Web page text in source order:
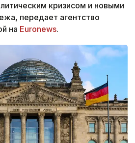
кризисом и новыми
передает агентство
на Euronews.